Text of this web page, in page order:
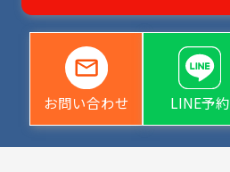
お問い合わせ LINE予約